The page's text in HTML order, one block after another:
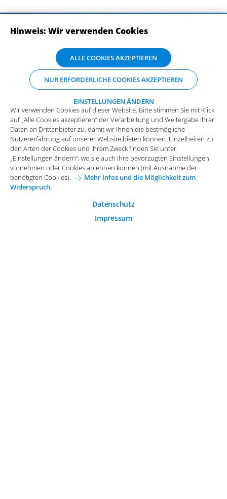
Impressum Datenschutz
Allgemeine Einkaufsbedingungen
Karriere bei Arvato Systems Kontakt
Wir verwenden Cookies auf dieser Website. Bitte stimmen Sie mit Klick
auf „Alle Cookies akzeptieren“ der Verarbeitung und Weitergabe Ihrer
Daten an Drittanbieter zu, damit wir Ihnen die bestmögliche
Nutzererfahrung auf unserer Website bieten können. Einzelheiten zu
den Arten der Cookies und ihrem Zweck finden Sie unter
„Einstellungen ändern“, wo sie auch Ihre bevorzugten Einstellungen
vornehmen oder Cookies ablehnen können (mit Ausnahme der
benötigten Cookies).
Mehr Infos und die Möglichkeit zum
Widerspruch.
Datenschutz
Impressum
Hinweis: Wir verwenden Cookies
ALLE COOKIES AKZEPTIEREN
NUR ERFORDERLICHE COOKIES AKZEPTIEREN
EINSTELLUNGEN ÄNDERN
Wir verwenden Cookies auf dieser Website. Bitte stimmen Sie mit Klick
auf „Alle Cookies akzeptieren“ der Verarbeitung und Weitergabe Ihrer
Daten an Drittanbieter zu, damit wir Ihnen die bestmögliche
Nutzererfahrung auf unserer Website bieten können. Einzelheiten zu
den Arten der Cookies und ihrem Zweck finden Sie unter
„Einstellungen ändern“, wo sie auch Ihre bevorzugten Einstellungen
vornehmen oder Cookies ablehnen können (mit Ausnahme der
benötigten Cookies).
Mehr Infos und die Möglichkeit zum
Widerspruch.
Funktionale Cookies
Diese Cookies sind essenziell wichtig für die einwandfreie
Funktion der Website.
Analytische Cookies
Analytische Cookies werden verwendet, um das